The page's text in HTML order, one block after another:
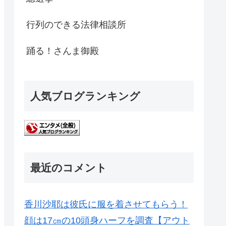
行列のできる法律相談所
踊る！さんま御殿
人気ブログランキング
最近のコメント
香川沙耶は彼氏に服を着させてもらう！
顔は17㎝の10頭身ハーフを調査【アウト